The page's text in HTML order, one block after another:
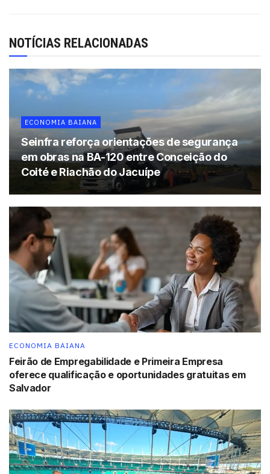
Tags: Dia das Mães Mercedes-Benz
NOTÍCIAS RELACIONADAS
ECONOMIA BAIANA
Seinfra reforça orientações de segurança
em obras na BA-120 entre Conceição do
Coité e Riachão do Jacuípe
ECONOMIA BAIANA
Feirão de Empregabilidade e Primeira Empresa
oferece qualificação e oportunidades gratuitas em
Salvador